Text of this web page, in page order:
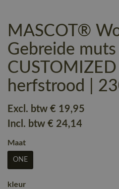
MASCOT®
Gebreide muts |
herfstrood |
Excl. btw € 19,95
Incl. btw € 24,14
Maat
ONE
kleur